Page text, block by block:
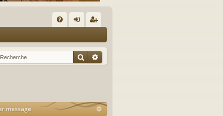
Q ne
xi
nr
eg
r
Rechercher
Recherche avancée
message